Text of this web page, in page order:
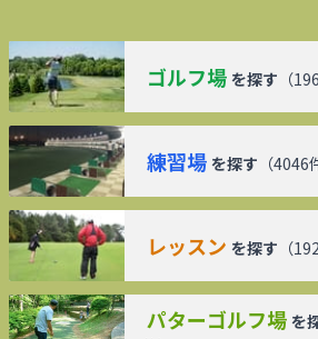
ゴルフ場 を探す （
練習場 を探す （4046
レッスン を探す （
パターゴルフ場 を